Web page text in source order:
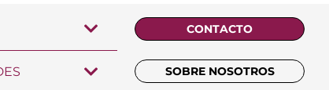
CONTACTO
SOBRE NOSOTROS